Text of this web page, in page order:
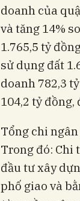
doanh của
và tăng 14%
1.765,5 tỷ
sử dụng đất
doanh 782,3
104,2 tỷ đồng,
Tổng chi
Trong đó: Chi
đầu tư xây
phố giao và